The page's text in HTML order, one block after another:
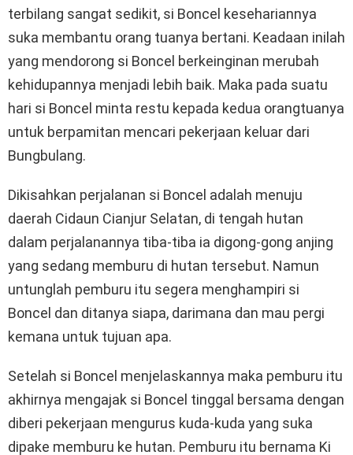
terbilang sangat sedikit, si Boncel kesehariannya
suka membantu orang tuanya bertani. Keadaan inilah
yang mendorong si Boncel berkeinginan merubah
kehidupannya menjadi lebih baik. Maka pada suatu
hari si Boncel minta restu kepada kedua orangtuanya
untuk berpamitan mencari pekerjaan keluar dari
Bungbulang.
Dikisahkan perjalanan si Boncel adalah menuju
daerah Cidaun Cianjur Selatan, di tengah hutan
dalam perjalanannya tiba-tiba ia digong-gong anjing
yang sedang memburu di hutan tersebut. Namun
untunglah pemburu itu segera menghampiri si
Boncel dan ditanya siapa, darimana dan mau pergi
kemana untuk tujuan apa.
Setelah si Boncel menjelaskannya maka pemburu itu
akhirnya mengajak si Boncel tinggal bersama dengan
diberi pekerjaan mengurus kuda-kuda yang suka
dipake memburu ke hutan. Pemburu itu bernama Ki